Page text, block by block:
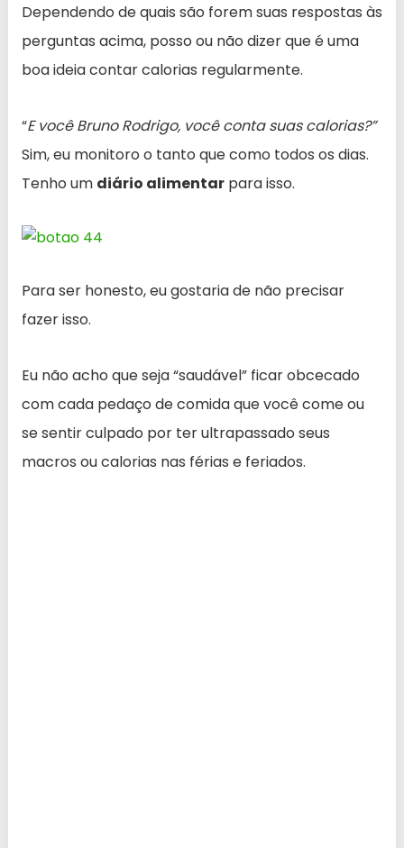
Dependendo de quais são forem suas respostas às
perguntas acima, posso ou não dizer que é uma
boa ideia contar calorias regularmente.
“E você Bruno Rodrigo, você conta suas calorias?”
Sim, eu monitoro o tanto que como todos os dias.
Tenho um diário alimentar para isso.
Para ser honesto, eu gostaria de não precisar
fazer isso.
Eu não acho que seja “saudável” ficar obcecado
com cada pedaço de comida que você come ou
se sentir culpado por ter ultrapassado seus
macros ou calorias nas férias e feriados.